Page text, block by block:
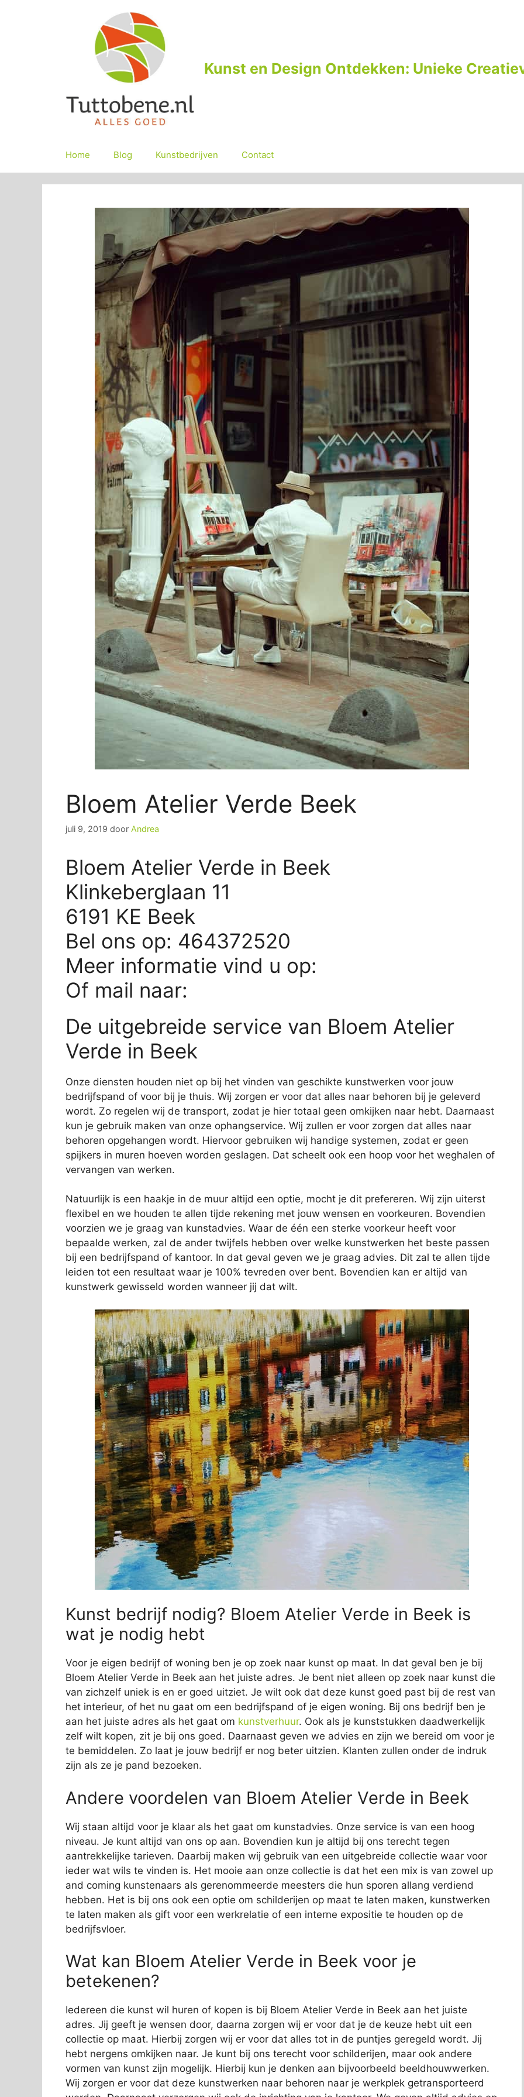
Kunst en Design Ontdekken: Unieke
Home Blog Kunstbedrijven Contact
Bloem Atelier Verde Beek
juli 9, 2019 door Andrea
Bloem Atelier Verde in Beek
Klinkeberglaan 11
6191 KE Beek
Bel ons op: 464372520
Meer informatie vind u op:
Of mail naar:
De uitgebreide service van Bloem Atelier
Verde in Beek
Onze diensten houden niet op bij het vinden van geschikte kunstwerken voor jouw
bedrijfspand of voor bij je thuis. Wij zorgen er voor dat alles naar behoren bij je geleverd
wordt. Zo regelen wij de transport, zodat je hier totaal geen omkijken naar hebt. Daarnaast
kun je gebruik maken van onze ophangservice. Wij zullen er voor zorgen dat alles naar
behoren opgehangen wordt. Hiervoor gebruiken wij handige systemen, zodat er geen
spijkers in muren hoeven worden geslagen. Dat scheelt ook een hoop voor het weghalen of
vervangen van werken.
Natuurlijk is een haakje in de muur altijd een optie, mocht je dit prefereren. Wij zijn uiterst
flexibel en we houden te allen tijde rekening met jouw wensen en voorkeuren. Bovendien
voorzien we je graag van kunstadvies. Waar de één een sterke voorkeur heeft voor
bepaalde werken, zal de ander twijfels hebben over welke kunstwerken het beste passen
bij een bedrijfspand of kantoor. In dat geval geven we je graag advies. Dit zal te allen tijde
leiden tot een resultaat waar je 100% tevreden over bent. Bovendien kan er altijd van
kunstwerk gewisseld worden wanneer jij dat wilt.
Kunst bedrijf nodig? Bloem Atelier Verde in Beek is
wat je nodig hebt
Voor je eigen bedrijf of woning ben je op zoek naar kunst op maat. In dat geval ben je bij
Bloem Atelier Verde in Beek aan het juiste adres. Je bent niet alleen op zoek naar kunst die
van zichzelf uniek is en er goed uitziet. Je wilt ook dat deze kunst goed past bij de rest van
het interieur, of het nu gaat om een bedrijfspand of je eigen woning. Bij ons bedrijf ben je
aan het juiste adres als het gaat om kunstverhuur. Ook als je kunststukken daadwerkelijk
zelf wilt kopen, zit je bij ons goed. Daarnaast geven we advies en zijn we bereid om voor je
te bemiddelen. Zo laat je jouw bedrijf er nog beter uitzien. Klanten zullen onder de indruk
zijn als ze je pand bezoeken.
Andere voordelen van Bloem Atelier Verde in Beek
Wij staan altijd voor je klaar als het gaat om kunstadvies. Onze service is van een hoog
niveau. Je kunt altijd van ons op aan. Bovendien kun je altijd bij ons terecht tegen
aantrekkelijke tarieven. Daarbij maken wij gebruik van een uitgebreide collectie waar voor
ieder wat wils te vinden is. Het mooie aan onze collectie is dat het een mix is van zowel up
and coming kunstenaars als gerenommeerde meesters die hun sporen allang verdiend
hebben. Het is bij ons ook een optie om schilderijen op maat te laten maken, kunstwerken
te laten maken als gift voor een werkrelatie of een interne expositie te houden op de
bedrijfsvloer.
Wat kan Bloem Atelier Verde in Beek voor je
betekenen?
Iedereen die kunst wil huren of kopen is bij Bloem Atelier Verde in Beek aan het juiste
adres. Jij geeft je wensen door, daarna zorgen wij er voor dat je de keuze hebt uit een
collectie op maat. Hierbij zorgen wij er voor dat alles tot in de puntjes geregeld wordt. Jij
hebt nergens omkijken naar. Je kunt bij ons terecht voor schilderijen, maar ook andere
vormen van kunst zijn mogelijk. Hierbij kun je denken aan bijvoorbeeld beeldhouwwerken.
Wij zorgen er voor dat deze kunstwerken naar behoren naar je werkplek getransporteerd